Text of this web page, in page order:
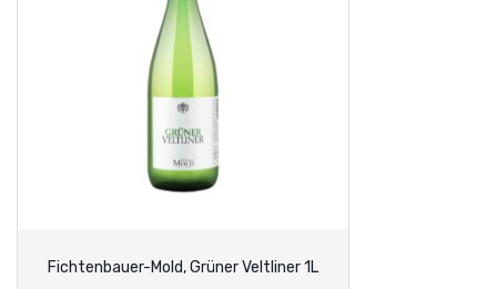
Fichtenbauer-Mold, Grüner Veltliner 1L